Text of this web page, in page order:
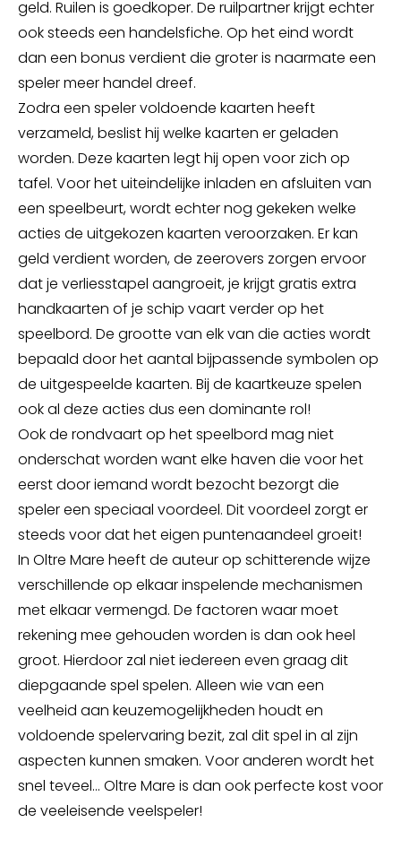
geld. Ruilen is goedkoper. De ruilpartner krijgt echter
ook steeds een handelsfiche. Op het eind wordt
dan een bonus verdient die groter is naarmate een
speler meer handel dreef.
Zodra een speler voldoende kaarten heeft
verzameld, beslist hij welke kaarten er geladen
worden. Deze kaarten legt hij open voor zich op
tafel. Voor het uiteindelijke inladen en afsluiten van
een speelbeurt, wordt echter nog gekeken welke
acties de uitgekozen kaarten veroorzaken. Er kan
geld verdient worden, de zeerovers zorgen ervoor
dat je verliesstapel aangroeit, je krijgt gratis extra
handkaarten of je schip vaart verder op het
speelbord. De grootte van elk van die acties wordt
bepaald door het aantal bijpassende symbolen op
de uitgespeelde kaarten. Bij de kaartkeuze spelen
ook al deze acties dus een dominante rol!
Ook de rondvaart op het speelbord mag niet
onderschat worden want elke haven die voor het
eerst door iemand wordt bezocht bezorgt die
speler een speciaal voordeel. Dit voordeel zorgt er
steeds voor dat het eigen puntenaandeel groeit!
In Oltre Mare heeft de auteur op schitterende wijze
verschillende op elkaar inspelende mechanismen
met elkaar vermengd. De factoren waar moet
rekening mee gehouden worden is dan ook heel
groot. Hierdoor zal niet iedereen even graag dit
diepgaande spel spelen. Alleen wie van een
veelheid aan keuzemogelijkheden houdt en
voldoende spelervaring bezit, zal dit spel in al zijn
aspecten kunnen smaken. Voor anderen wordt het
snel teveel... Oltre Mare is dan ook perfecte kost voor
de veeleisende veelspeler!